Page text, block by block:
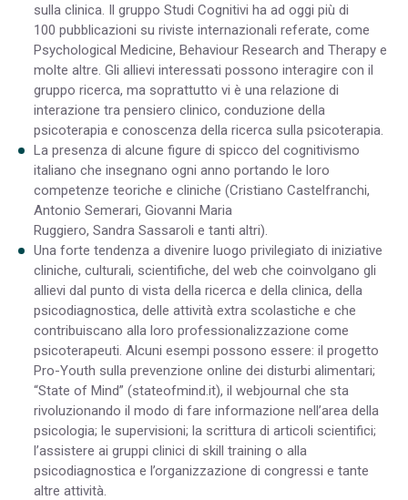
sulla clinica. Il gruppo Studi Cognitivi ha ad oggi più di
100 pubblicazioni su riviste internazionali referate, come
Psychological Medicine, Behaviour Research and Therapy e
molte altre. Gli allievi interessati possono interagire con il
gruppo ricerca, ma soprattutto vi è una relazione di
interazione tra pensiero clinico, conduzione della
psicoterapia e conoscenza della ricerca sulla psicoterapia.
La presenza di alcune figure di spicco del cognitivismo
italiano che insegnano ogni anno portando le loro
competenze teoriche e cliniche (Cristiano Castelfranchi,
Antonio Semerari, Giovanni Maria
Ruggiero, Sandra Sassaroli e tanti altri).
Una forte tendenza a divenire luogo privilegiato di iniziative
cliniche, culturali, scientifiche, del web che coinvolgano gli
allievi dal punto di vista della ricerca e della clinica, della
psicodiagnostica, delle attività extra scolastiche e che
contribuiscano alla loro professionalizzazione come
psicoterapeuti. Alcuni esempi possono essere: il progetto
Pro-Youth sulla prevenzione online dei disturbi alimentari;
“State of Mind” (stateofmind.it), il webjournal che sta
rivoluzionando il modo di fare informazione nell’area della
psicologia; le supervisioni; la scrittura di articoli scientifici;
l’assistere ai gruppi clinici di skill training o alla
psicodiagnostica e l’organizzazione di congressi e tante
altre attività.